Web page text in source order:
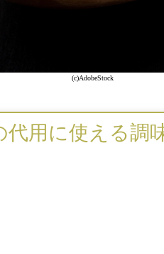
(c)AdobeStock
用に使える調